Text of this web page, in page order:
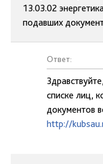
13.03.02
подавших
Ответ:
списке лиц,
документов
http://